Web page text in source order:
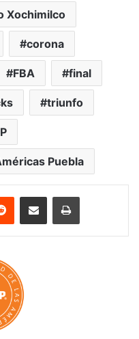
Xochimilco
corona
FBA final
triunfo
Puebla
Reddit Share via Email Print